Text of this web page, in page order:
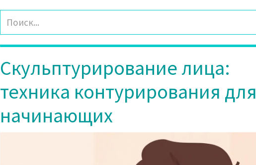
Скульптурирование лица:
техника контурирования для
начинающих